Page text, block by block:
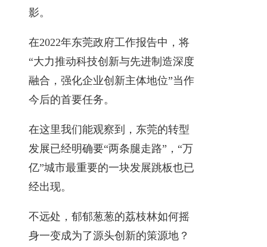
影。
在2022年东莞政府工作报告中，将
“大力推动科技创新与先进制造深度
融合，强化企业创新主体地位”当作
今后的首要任务。
在这里我们能观察到，东莞的转型
发展已经明确要“两条腿走路”，“万
亿”城市最重要的一块发展跳板也已
经出现。
不远处，郁郁葱葱的荔枝林如何摇
身一变成为了源头创新的策源地？